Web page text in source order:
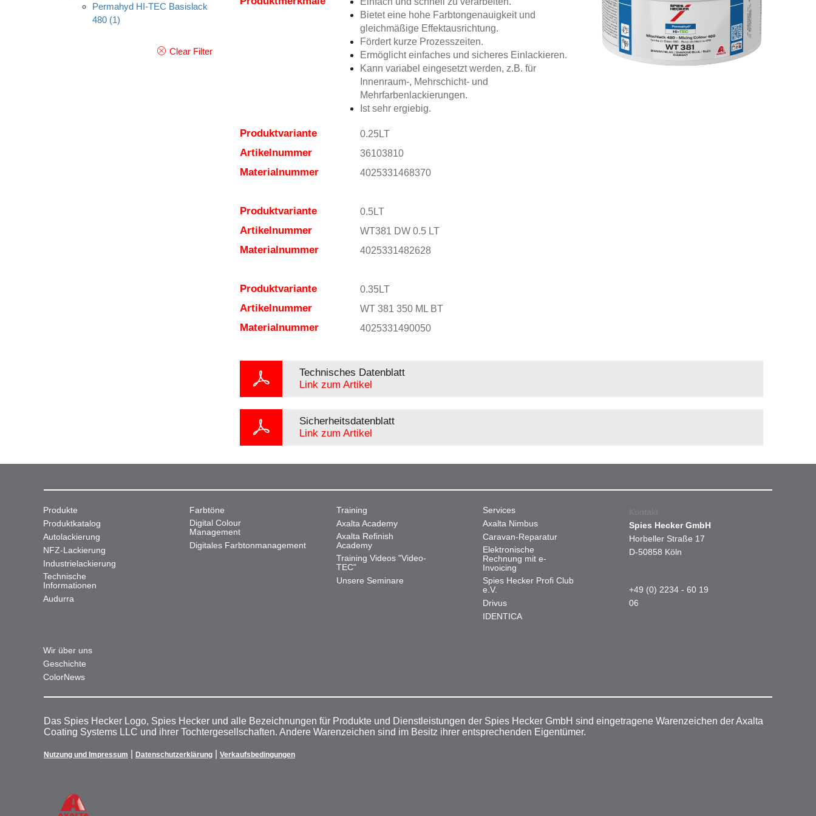
Permahyd HI-TEC Basislack
480 (1)
Clear Filter
Bietet eine hohe Farbtongenauigkeit und
gleichmäßige Effektausrichtung.
Fördert kurze Prozesszeiten.
Ermöglicht einfaches und sicheres Einlackieren.
Kann variabel eingesetzt werden, z.B. für
Innenraum-, Mehrschicht- und
Mehrfarbenlackierungen.
Ist sehr ergiebig.
Produktvariante 0.25LT
Artikelnummer 36103810
Materialnummer 4025331468370
Produktvariante 0.5LT
Artikelnummer WT381 DW 0.5 LT
Materialnummer 4025331482628
Produktvariante 0.35LT
Artikelnummer WT 381 350 ML BT
Materialnummer 4025331490050
Technisches Datenblatt
Link zum Artikel
Sicherheitsdatenblatt
Link zum Artikel
Produkte
Produktkatalog
Autolackierung
NFZ-Lackierung
Industrielackierung
Technische
Informationen
Audurra
Farbtöne
Digital Colour
Management
Digitales Farbtonmanagement
Training
Axalta Academy
Axalta Refinish
Academy
Training Videos "Video-
TEC"
Unsere Seminare
Services
Axalta Nimbus
Caravan-Reparatur
Elektronische
Rechnung mit e-
Invoicing
Spies Hecker Profi Club
e.V.
Drivus
IDENTICA
Wir über uns
Geschichte
ColorNews
Kontakt
Spies Hecker GmbH
Horbeller Straße 17
D-50858 Köln
+49 (0) 2234 - 60 19
06
Das Spies Hecker Logo, Spies Hecker und alle Bezeichnungen für Produkte und Dienstleistungen der Spies Hecker GmbH sind eingetragene Warenzeichen der Axalta
Coating Systems LLC und ihrer Tochtergesellschaften. Andere Warenzeichen sind im Besitz ihrer entsprechenden Eigentümer.
Nutzung und Impressum Datenschutzerklärung Verkaufsbedingungen